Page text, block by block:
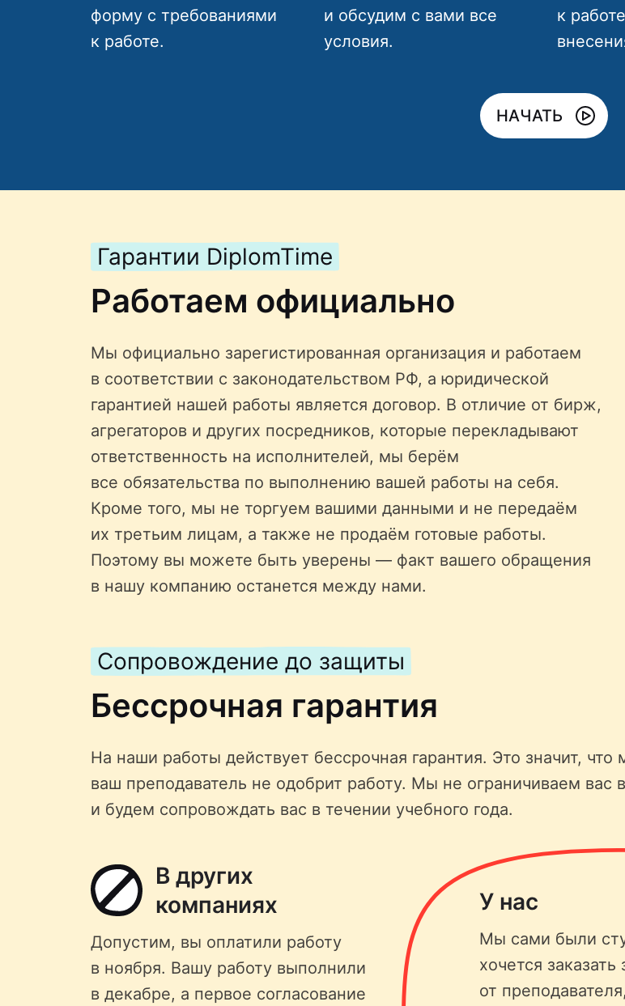
форму с требованиями
к работе.
и обсудим с вами все
условия.
к
НАЧАТЬ
Гарантии DiplomTime
Работаем официально
Мы официально зарегистированная организация и работаем
в соответствии с законодательством РФ, а юридической
гарантией нашей работы является договор. В отличие от бирж,
агрегаторов и других посредников, которые перекладывают
ответственность на исполнителей, мы берём
все обязательства по выполнению вашей работы на себя.
Кроме того, мы не торгуем вашими данными и не передаём
их третьим лицам, а также не продаём готовые работы.
Поэтому вы можете быть уверены — факт вашего обращения
в нашу компанию останется между нами.
Сопровождение до защиты
Бессрочная гарантия
На наши работы действует бессрочная гарантия. Это значит,
ваш преподаватель не одобрит работу. Мы не ограничиваем вас
и будем сопровождать вас в течении учебного года.
В других
компаниях
Допустим, вы оплатили работу
в ноября. Вашу работу выполнили
в декабре, а первое согласование
У нас
Мы сами были
хочется
от